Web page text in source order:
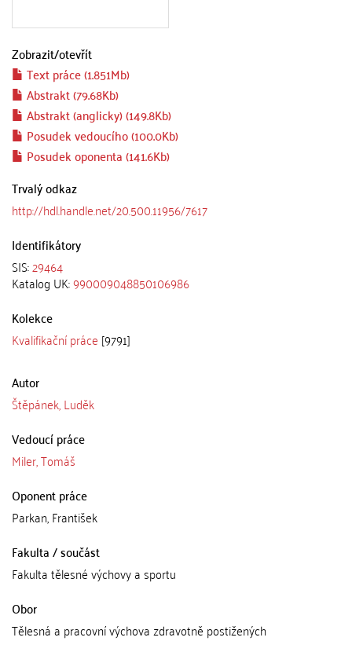
Zobrazit/otevřít
Text práce (1.851Mb)
Abstrakt (79.68Kb)
Abstrakt (anglicky) (149.8Kb)
Posudek vedoucího (100.0Kb)
Posudek oponenta (141.6Kb)
Trvalý odkaz
http://hdl.handle.net/20.500.11956/7617
Identifikátory
SIS:29464
Katalog UK:990009048850106986
Kolekce
Kvalifikační práce [9791]
Autor
Štěpánek, Luděk
Vedoucí práce
Miler, Tomáš
Oponent práce
Parkan, František
Fakulta / součást
Fakulta tělesné výchovy a sportu
Obor
Tělesná a pracovní výchova zdravotně postižených